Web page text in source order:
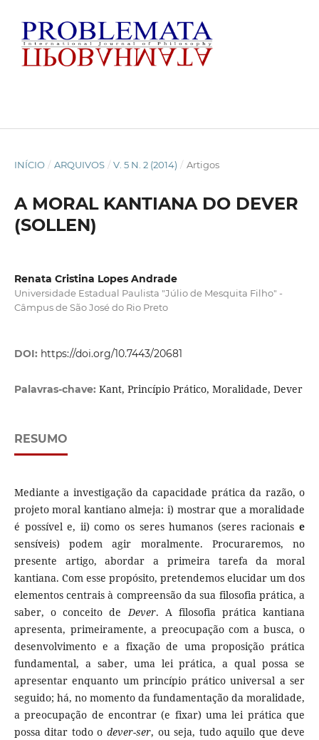
INÍCIO / ARQUIVOS / V. 5 N. 2 (2014) / Artigos
A MORAL KANTIANA DO DEVER
(SOLLEN)
Renata Cristina Lopes Andrade
Universidade Estadual Paulista "Júlio de Mesquita Filho" -
Câmpus de São José do Rio Preto
DOI: https://doi.org/10.7443/20681
Palavras-chave: Kant, Princípio Prático, Moralidade, Dever
RESUMO
Mediante a investigação da capacidade prática da razão, o
projeto moral kantiano almeja: i) mostrar que a moralidade
é possível e, ii) como os seres humanos (seres racionaise
sensíveis) podem agir moralmente. Procuraremos, no
presente artigo, abordar a primeira tarefa da moral
kantiana. Com esse propósito, pretendemos elucidar um dos
elementos centrais à compreensão da sua filosofia prática, a
saber, o conceito deDever. A filosofia prática kantiana
apresenta, primeiramente, a preocupação com a busca, o
desenvolvimento e a fixação de uma proposição prática
fundamental, a saber, uma lei prática, a qual possa se
apresentar enquanto um princípio prático universal a ser
seguido; há, no momento da fundamentação da moralidade,
a preocupação de encontrar (e fixar) uma lei prática que
possa ditar todo o dever-ser, ou seja, tudo aquilo que deve